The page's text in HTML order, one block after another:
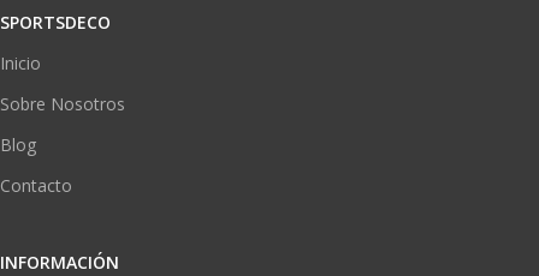
SPORTSDECO
Inicio
Sobre Nosotros
Blog
Contacto
INFORMACIÓN